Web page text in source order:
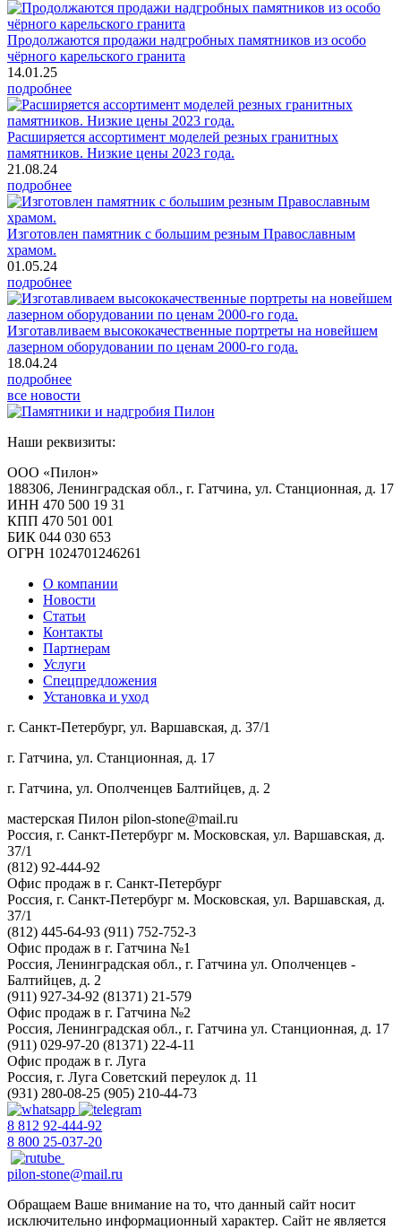
Продолжаются продажи надгробных памятников из особо
чёрного карельского гранита
14.01.25
подробнее
Расширяется ассортимент моделей резных гранитных
памятников. Низкие цены 2023 года.
21.08.24
подробнее
Изготовлен памятник с большим резным Православным
храмом.
01.05.24
подробнее
Изготавливаем высококачественные портреты на новейшем
лазерном оборудовании по ценам 2000-го года.
18.04.24
подробнее
все новости
Наши реквизиты:
ООО «Пилон»
188306, Ленинградская обл., г. Гатчина, ул. Станционная, д. 17
ИНН 470 500 19 31
КПП 470 501 001
БИК 044 030 653
ОГРН 1024701246261
О компании
Новости
Статьи
Контакты
Партнерам
Услуги
Спецпредложения
Установка и уход
г. Санкт-Петербург, ул. Варшавская, д. 37/1
г. Гатчина, ул. Станционная, д. 17
г. Гатчина, ул. Ополченцев Балтийцев, д. 2
мастерская Пилон pilon-stone@mail.ru
Россия, г. Санкт-Петербург м. Московская, ул. Варшавская, д.
37/1
(812) 92-444-92
Офис продаж в г. Санкт-Петербург
Россия, г. Санкт-Петербург м. Московская, ул. Варшавская, д.
37/1
(812) 445-64-93 (911) 752-752-3
Офис продаж в г. Гатчина №1
Россия, Ленинградская обл., г. Гатчина ул. Ополченцев -
Балтийцев, д. 2
(911) 927-34-92 (81371) 21-579
Офис продаж в г. Гатчина №2
Россия, Ленинградская обл., г. Гатчина ул. Станционная, д. 17
(911) 029-97-20 (81371) 22-4-11
Офис продаж в г. Луга
Россия, г. Луга Советский переулок д. 11
(931) 280-08-25 (905) 210-44-73
8 812 92-444-92
8 800 25-037-20
pilon-stone@mail.ru
Обращаем Ваше внимание на то, что данный сайт носит
исключительно информационный характер. Сайт не является